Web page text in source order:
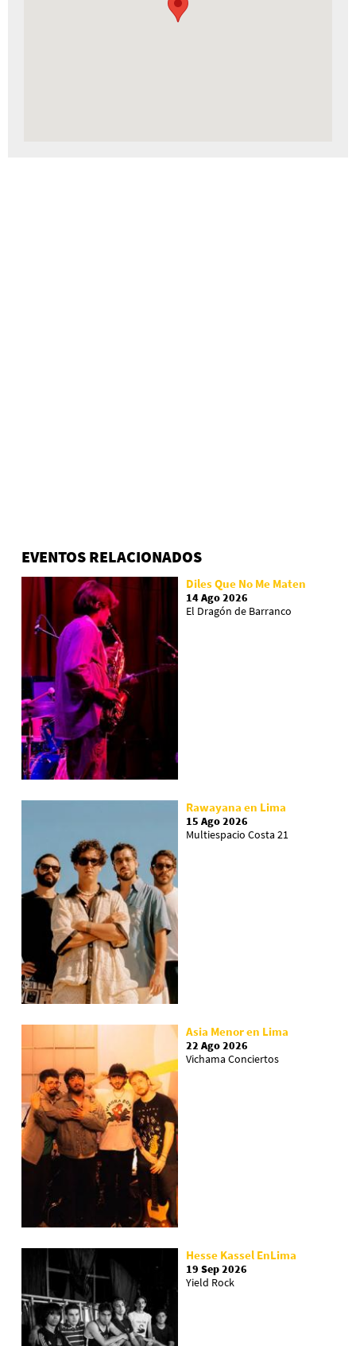
EVENTOS RELACIONADOS
Diles Que No Me Maten
14 Ago 2026
El Dragón de Barranco
Rawayana en Lima
15 Ago 2026
Multiespacio Costa 21
Asia Menor en Lima
22 Ago 2026
Vichama Conciertos
Hesse Kassel EnLima
19 Sep 2026
Yield Rock